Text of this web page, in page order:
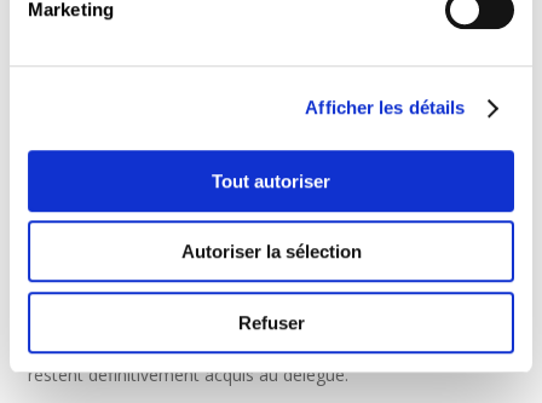
Marketing
Afficher les détails
Tout autoriser
Autoriser la sélection
Refuser
délégué qui commet une faute grave. Cette décision devra se
reprochés au délégué et les circonstances qui sont de
peuvent être invoqués au-delà d’un délai d’un mois à compter
du jour où la partie qui l’invoque en a eu
connaissance, à moins que ce fait n’ait donné lieu à l’exercice
Pendant les 3 mois suivant la date de notification, le délégué
conserve son salaire ainsi que les indemnités et autres
avantages auxquels il aurait pu prétendre si son contrat était
maintenu. Ces salaires, indemnités et autres avantages
restent définitivement acquis au délégué.